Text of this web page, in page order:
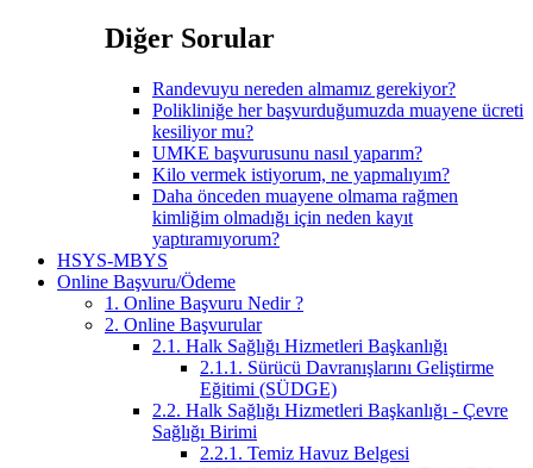
Diğer Sorular
Randevuyu nereden almamız gerekiyor?
Polikliniğe her başvurduğumuzda muayene ücreti
kesiliyor mu?
UMKE başvurusunu nasıl yaparım?
Kilo vermek istiyorum, ne yapmalıyım?
Daha önceden muayene olmama rağmen
kimliğim olmadığı için neden kayıt
yaptıramıyorum?
HSYS-MBYS
Online Başvuru/Ödeme
1. Online Başvuru Nedir ?
2. Online Başvurular
2.1. Halk Sağlığı Hizmetleri Başkanlığı
2.1.1. Sürücü Davranışlarını Geliştirme
Eğitimi (SÜDGE)
2.2. Halk Sağlığı Hizmetleri Başkanlığı - Çevre
Sağlığı Birimi
2.2.1. Temiz Havuz Belgesi